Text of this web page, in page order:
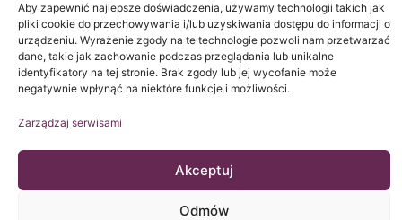
Aby zapewnić najlepsze doświadczenia, używamy technologii takich jak
pliki cookie do przechowywania i/lub uzyskiwania dostępu do informacji o
urządzeniu. Wyrażenie zgody na te technologie pozwoli nam przetwarzać
dane, takie jak zachowanie podczas przeglądania lub unikalne
identyfikatory na tej stronie. Brak zgody lub jej wycofanie może
negatywnie wpłynąć na niektóre funkcje i możliwości.
Zarządzaj serwisami
Akceptuj
Odmów
© Copyright Institut Chiari 2025
Instytut Chiari & Siringomielia & Escoliosis de Barcelona (ICSEB)
spełnia wymogi Rozporządzenia UE 2016/679 (RGPD).
tekstu oryginalnego umieszczonego na stronie web po